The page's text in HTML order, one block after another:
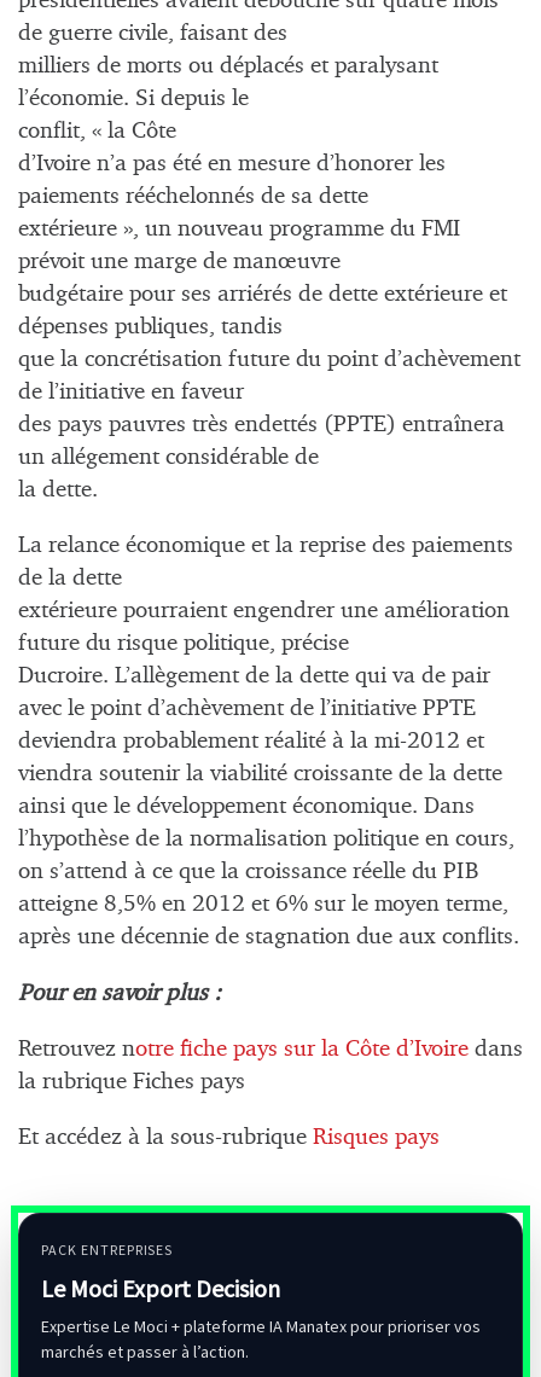
de guerre civile, faisant des
milliers de morts ou déplacés et paralysant
l’économie. Si depuis le
conflit, « la Côte
d’Ivoire n’a pas été en mesure d’honorer les
paiements rééchelonnés de sa dette
extérieure », un nouveau programme du FMI
prévoit une marge de manœuvre
budgétaire pour ses arriérés de dette extérieure et
dépenses publiques, tandis
que la concrétisation future du point d’achèvement
de l’initiative en faveur
des pays pauvres très endettés (PPTE) entraînera
un allégement considérable de
la dette.
La relance économique et la reprise des paiements
de la dette
extérieure pourraient engendrer une amélioration
future du risque politique, précise
Ducroire. L’allègement de la dette qui va de pair
avec le point d’achèvement de l’initiative PPTE
deviendra probablement réalité à la mi-2012 et
viendra soutenir la viabilité croissante de la dette
ainsi que le développement économique. Dans
l’hypothèse de la normalisation politique en cours,
on s’attend à ce que la croissance réelle du PIB
atteigne 8,5% en 2012 et 6% sur le moyen terme,
après une décennie de stagnation due aux conflits.
Pour en savoir plus :
Retrouvez notre fiche pays sur la Côte d’Ivoire dans
la rubrique Fiches pays
Et accédez à la sous-rubrique Risques pays
PACK ENTREPRISES
Le Moci Export Decision
Expertise Le Moci + plateforme IA Manatex pour prioriser vos
marchés et passer à l’action.